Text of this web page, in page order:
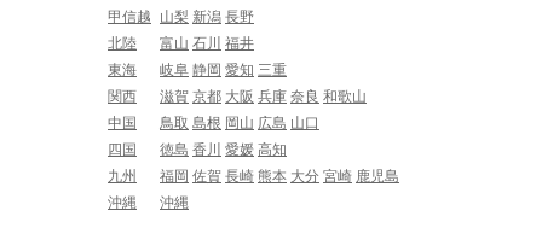
甲信越
山梨 新潟 長野
北陸
富山 石川 福井
東海
岐阜 静岡 愛知 三重
関西
滋賀 京都 大阪 兵庫 奈良 和歌山
中国
鳥取 島根 岡山 広島 山口
四国
徳島 香川 愛媛 高知
九州
福岡 佐賀 長崎 熊本 大分 宮崎 鹿児島
沖縄
沖縄